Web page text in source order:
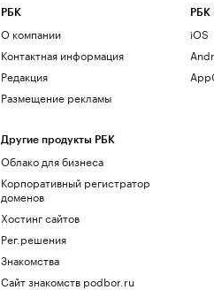
РБК
О компании
Контактная информация
Редакция
Размещение рекламы
Другие продукты РБК
Облако для бизнеса
Корпоративный регистратор
доменов
Хостинг сайтов
Рег.решения
Знакомства
Сайт знакомств podbor.ru
РБК
iOS